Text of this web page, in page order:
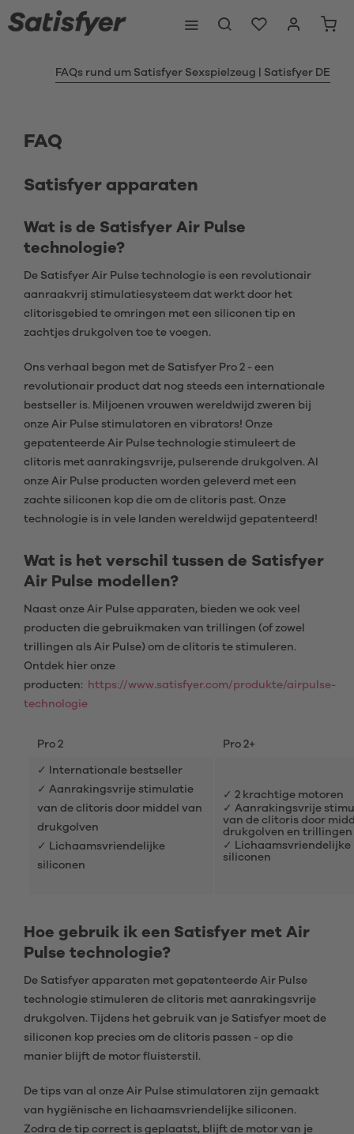
FAQs rund um Satisfyer Sexspielzeug | Satisfyer DE
FAQ
Satisfyer apparaten
Wat is de Satisfyer Air Pulse
technologie?
De Satisfyer Air Pulse technologie is een revolutionair
aanraakvrij stimulatiesysteem dat werkt door het
clitorisgebied te omringen met een siliconen tip en
zachtjes drukgolven toe te voegen.
Ons verhaal begon met de Satisfyer Pro 2 - een
revolutionair product dat nog steeds een internationale
bestseller is. Miljoenen vrouwen wereldwijd zweren bij
onze Air Pulse stimulatoren en vibrators! Onze
gepatenteerde Air Pulse technologie stimuleert de
clitoris met aanrakingsvrije, pulserende drukgolven. Al
onze Air Pulse producten worden geleverd met een
zachte siliconen kop die om de clitoris past. Onze
technologie is in vele landen wereldwijd gepatenteerd!
Wat is het verschil tussen de Satisfyer
Air Pulse modellen?
Naast onze Air Pulse apparaten, bieden we ook veel
producten die gebruikmaken van trillingen (of zowel
trillingen als Air Pulse) om de clitoris te stimuleren.
Ontdek hier onze
producten:
https://www.satisfyer.com/produkte/airpulse-
technologie
Pro 2 Pro 2+
✓ Internationale bestseller
✓ Aanrakingsvrije stimulatie
van de clitoris door middel van
drukgolven
✓ Lichaamsvriendelijke
siliconen
✓ 2 krachtige motoren
✓ Aanrakingsvrije
van de clitoris door
drukgolven en trillingen
✓ Lichaamsvriendelijke
siliconen
Hoe gebruik ik een Satisfyer met Air
Pulse technologie?
De Satisfyer apparaten met gepatenteerde Air Pulse
technologie stimuleren de clitoris met aanrakingsvrije
drukgolven. Tijdens het gebruik van je Satisfyer moet de
siliconen kop precies om de clitoris passen - op die
manier blijft de motor fluisterstil.
De tips van al onze Air Pulse stimulatoren zijn gemaakt
van hygiënische en lichaamsvriendelijke siliconen.
Zodra de tip correct is geplaatst, blijft de motor van je